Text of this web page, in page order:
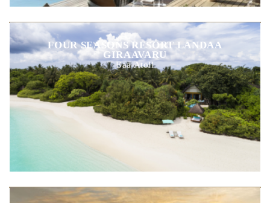
FOUR SEASONS RESORT LANDAA
GIRAAVARU
Baa Atoll